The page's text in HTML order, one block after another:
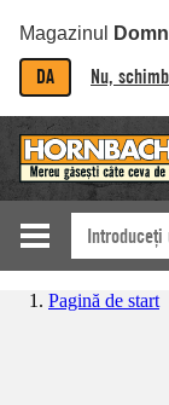
Magazinul
DA Nu,
Pagină de start